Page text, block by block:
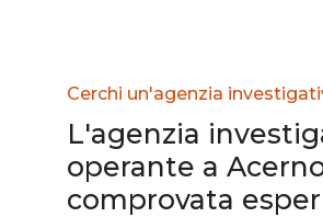
Cerchi un'agenzia
L'agenzia
operante a
comprovata